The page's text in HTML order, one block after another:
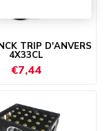
TRIP D'ANVERS
4X33CL
€7,44